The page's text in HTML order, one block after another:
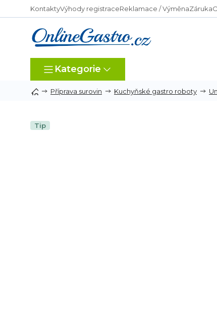
na
KontaktyVýhody registraceReklamace / VýměnaZáruka
Kategorie
Příprava surovin Kuchyňské gastro roboty
Tip